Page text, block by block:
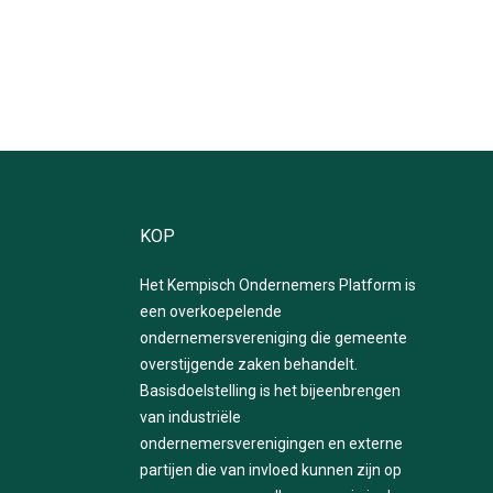
KOP
Het Kempisch Ondernemers Platform is
een overkoepelende
ondernemersvereniging die gemeente
overstijgende zaken behandelt.
Basisdoelstelling is het bijeenbrengen
van industriële
ondernemersverenigingen en externe
partijen die van invloed kunnen zijn op